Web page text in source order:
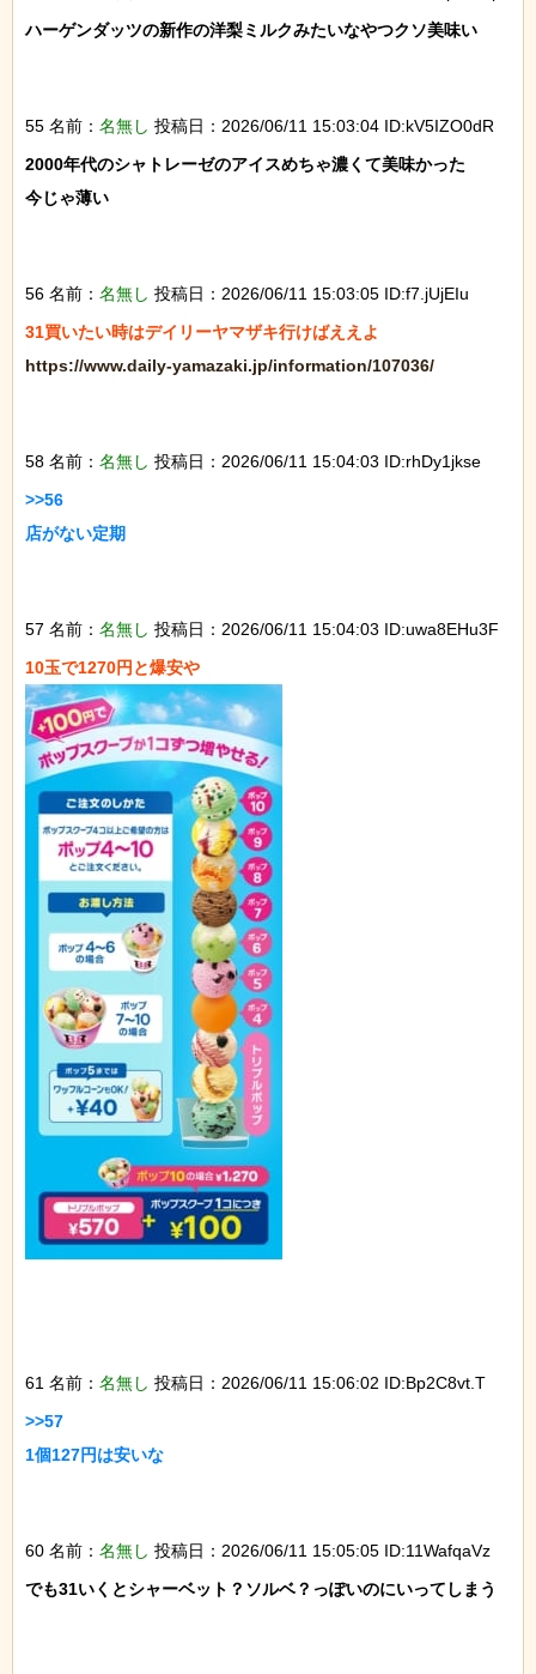
ハーゲンダッツの新作の洋梨ミルクみたいなやつクソ美味い
55 名前： 名無し 投稿日：2026/06/11 15:03:04 ID:kV5IZO0dR
2000年代のシャトレーゼのアイスめちゃ濃くて美味かった
今じゃ薄い
56 名前： 名無し 投稿日：2026/06/11 15:03:05 ID:f7.jUjEIu
https://www.daily-yamazaki.jp/information/107036/
58 名前： 名無し 投稿日：2026/06/11 15:04:03 ID:rhDy1jkse
>>56
店がない定期
57 名前： 名無し 投稿日：2026/06/11 15:04:03 ID:uwa8EHu3F
61 名前： 名無し 投稿日：2026/06/11 15:06:02 ID:Bp2C8vt.T
>>57
1個127円は安いな
60 名前： 名無し 投稿日：2026/06/11 15:05:05 ID:11WafqaVz
でも31いくとシャーベット？ソルベ？っぽいのにいってしまう